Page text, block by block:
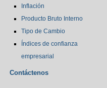
Inflación
Producto Bruto Interno
Tipo de Cambio
Índices de confianza
empresarial
Contáctenos